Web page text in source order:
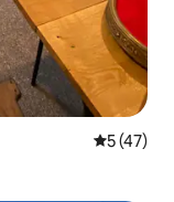
平均评分
5 (47)